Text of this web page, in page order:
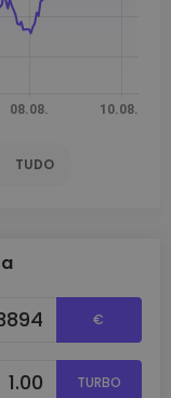
TUDO
€
TURBO